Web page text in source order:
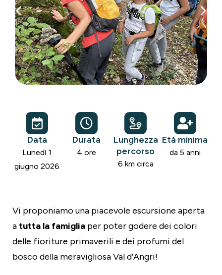
Data
Lunedì 1
giugno 2026
Durata
4 ore
Lunghezza
percorso
6 km circa
Età minima
da 5 anni
Vi proponiamo una piacevole escursione aperta
a tutta la famiglia per poter godere dei colori
delle fioriture primaverili e dei profumi del
bosco della meravigliosa Val d’Angri!